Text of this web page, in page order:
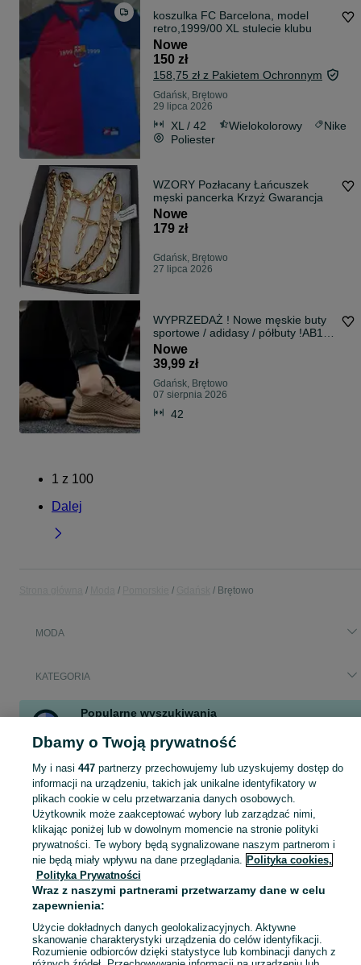
koszulka FC Barcelona, model
retro,1999/00 XL stulecie klubu
Nowe
150 zł
158,75 zł z Pakietem Ochronnym
Gdańsk, Brętowo
29 lipca 2026
XL / 42 Wielokolorowy
Nike
Poliester
WZORY Pozłacany Łańcuszek
męski pancerka Krzyż Gwarancja
Nowe
179 zł
Gdańsk, Brętowo
27 lipca 2026
WYPRZEDAŻ ! Nowe męskie buty
sportowe / adidasy / półbuty !AB11-
42!
Nowe
39,99 zł
Gdańsk, Brętowo
07 sierpnia 2026
42
1 z 100
Dalej
Brętowo
MODA
KATEGORIA
Popularne wyszukiwania
rower damski miejski vistula
coach torebka brązowa
Moda Gdańsk ▶️ Odzież, obuwie, torebki, akcesoria i biżuteria ✅ Nowe i używane w atrakcyjnych cenach ✌ Znajdź najlepsze ogłoszenia na OLX.pl!
Mapa kategorii
Mapa miejscowości
Mapa ministron
Popularne wyszukiwania
Dbamy o Twoją prywatność
My i nasi 447partnerzy przechowujemy lub uzyskujemy dostęp do
informacji na urządzeniu, takich jak unikalne identyfikatory w
plikach cookie w celu przetwarzania danych osobowych.
Użytkownik może zaakceptować wybory lub zarządzać nimi,
klikając poniżej lub w dowolnym momencie na stronie polityki
prywatności. Te wybory będą sygnalizowane naszym partnerom i
nie będą miały wpływu na dane przeglądania. Polityka cookies,
Polityka Prywatności
Wraz z naszymi partnerami przetwarzamy dane w celu
zapewnienia:
Użycie dokładnych danych geolokalizacyjnych. Aktywne
skanowanie charakterystyki urządzenia do celów identyfikacji.
Rozumienie odbiorców dzięki statystyce lub kombinacji danych z